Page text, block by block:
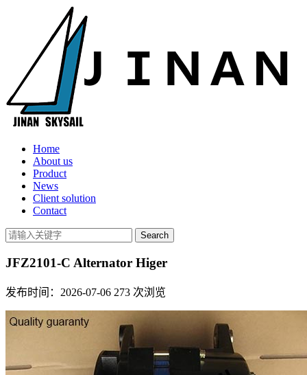
Home
About us
Product
News
Client solution
Contact
JFZ2101-C Alternator Higer
发布时间：2026-07-06 273 次浏览